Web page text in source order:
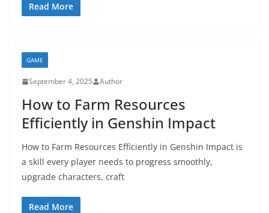
Read More
GAME
September 4, 2025 Author
How to Farm Resources
Efficiently in Genshin Impact
How to Farm Resources Efficiently in Genshin Impact is
a skill every player needs to progress smoothly,
upgrade characters, craft
Read More